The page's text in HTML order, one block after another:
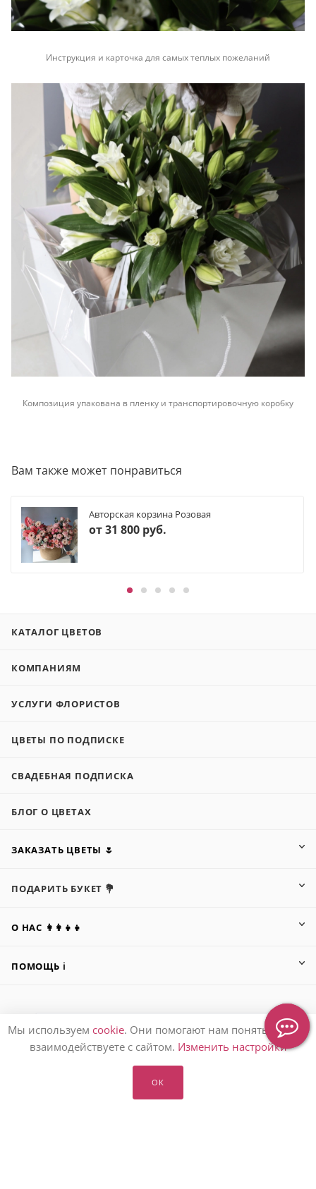
Инструкция и карточка для самых теплых пожеланий
Композиция упакована в пленку и транспортировочную коробку
Вам также может понравиться
Авторская корзина Розовая
от31 800 руб.
КАТАЛОГ ЦВЕТОВ
КОМПАНИЯМ
УСЛУГИ ФЛОРИСТОВ
ЦВЕТЫ ПО ПОДПИСКЕ
СВАДЕБНАЯ ПОДПИСКА
БЛОГ О ЦВЕТАХ
ЗАКАЗАТЬ ЦВЕТЫ 🌷
ПОДАРИТЬ БУКЕТ 💐
О НАС 👩‍👩‍👧‍👧
ПОМОЩЬ ℹ️
ПОДПИСАТЬСЯ НА РАССЫЛКУ
8 (905) 553-67-36
Мы используем cookie. Они помогают нам понять, как вы
взаимодействуете с сайтом. Изменить настройки
ОК